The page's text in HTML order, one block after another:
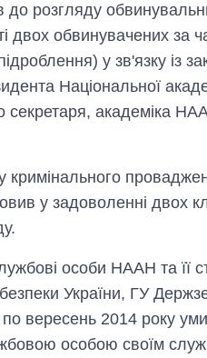
до розгляду
двох обвинувачених за
у зв'язку із
Національної
секретаря, академіка
кримінального
у задоволенні двох
особи НААН та її
України, ГУ
по вересень 2014 року
особою своїм